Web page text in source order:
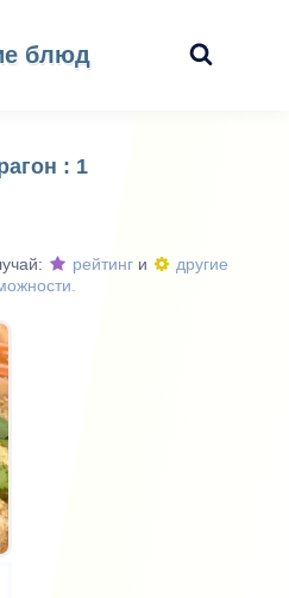
блюд
: 1
рейтинг и
другие